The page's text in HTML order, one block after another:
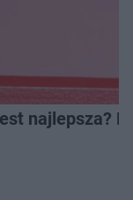
najlepsza?